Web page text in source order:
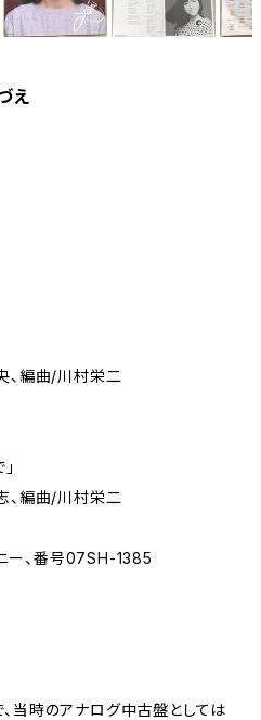
え
、編曲/川村栄二
、編曲/川村栄二
ー、番号07SH-1385
当時のアナログ中古盤としては